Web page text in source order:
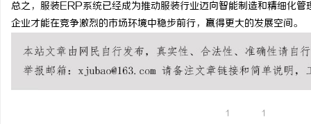
总之，服装ERP系统已经成为推动服装行业迈向智能制造和精细化
企业才能在竞争激烈的市场环境中稳步前行，赢得更大的发展空间。
1 1